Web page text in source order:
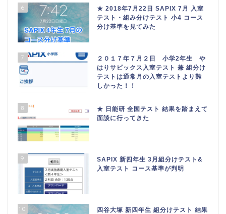
6
★ 2018年7月22日 SAPIX 7月 入室
テスト・組み分けテスト 小4 コース
分け基準を見てみた
7
２０１７年７月２日 小学2年生 や
はりサピックス入室テスト 兼 組分け
テストは通常月の入室テストより難
しかった！！
8
★ 日能研 全国テスト 結果を踏まえて
面談に行ってきた
9
SAPIX 新四年生 3月組分けテスト&
入室テスト コース基準が判明
10
四谷大塚 新四年生 組分けテスト 結果